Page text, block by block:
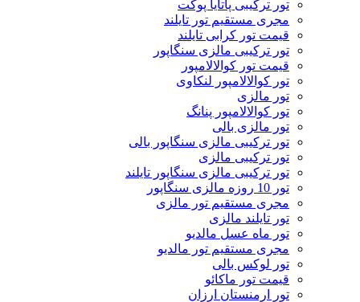
تور ترکیبی پاتایا پوکت
مجری مستقیم تور تایلند
قیمت تور کرابی تایلند
تور ترکیبی مالزی سنگاپور
قیمت تور کوالالامپور
تور کوالالامپور لنکاوی
تور مالزی
تور کوالالامپور پنانگ
تور مالزی بالی
تور ترکیبی مالزی سنگاپور بالی
تور ترکیبی مالزی
تور ترکیبی مالزی سنگاپور تایلند
تور 10 روزه مالزی سنگاپور
مجری مستقیم تور مالزی
تور تایلند مالزی
تور ماه عسل مالدیو
مجری مستقیم تور مالدیو
تور لوکس بالی
قیمت تور ماکائو
تور ارمنستان ارزان